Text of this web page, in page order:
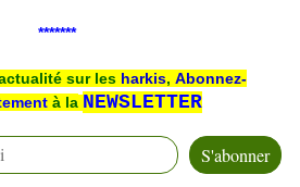
*******
sur les harkis, Abonnez-
à la NEWSLETTER